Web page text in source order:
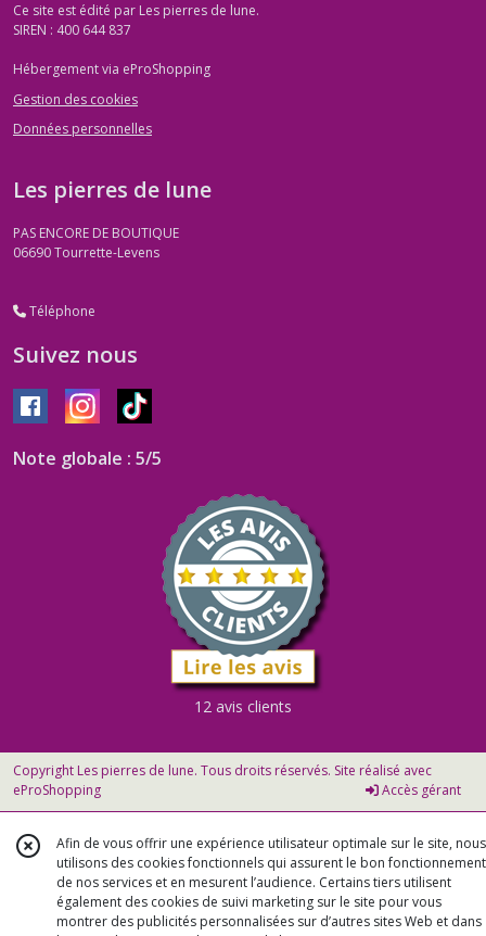
Ce site est édité par Les pierres de lune.
SIREN : 400 644 837
Hébergement via eProShopping
Gestion des cookies
Données personnelles
Les pierres de lune
PAS ENCORE DE BOUTIQUE
06690Tourrette-Levens
Téléphone
Suivez nous
Note globale : 5/5
12 avis clients
Copyright Les pierres de lune. Tous droits réservés. Site réalisé avec
eProShopping
Accès gérant
Afin de vous offrir une expérience utilisateur optimale sur le site, nous
utilisons des cookies fonctionnels qui assurent le bon fonctionnement
de nos services et en mesurent l’audience. Certains tiers utilisent
également des cookies de suivi marketing sur le site pour vous
montrer des publicités personnalisées sur d’autres sites Web et dans